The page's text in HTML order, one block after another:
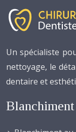
Un spécialiste
nettoyage, le
dentaire et